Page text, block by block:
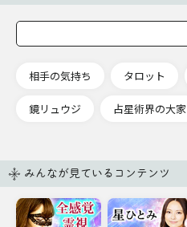
相手の気持ち タロット
鏡リュウジ 占星術界の大家
みんなが見ているコンテンツ